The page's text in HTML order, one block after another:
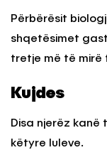
Përbërësit
shqetësimet
tretje më të mirë
Kujdes
Disa njerëz
këtyre luleve.